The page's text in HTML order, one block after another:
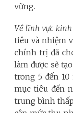
vững.
Về lĩnh vực kinh
tiêu và nhiệm
chính trị đã
làm được sẽ
trong 5 đến
mục tiêu đến
trung bình